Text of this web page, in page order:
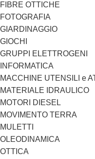
FIBRE OTTICHE
FOTOGRAFIA
GIARDINAGGIO
GIOCHI
GRUPPI ELETTROGENI
INFORMATICA
MACCHINE UTENSILI e
MATERIALE IDRAULICO
MOTORI DIESEL
MOVIMENTO TERRA
MULETTI
OLEODINAMICA
OTTICA